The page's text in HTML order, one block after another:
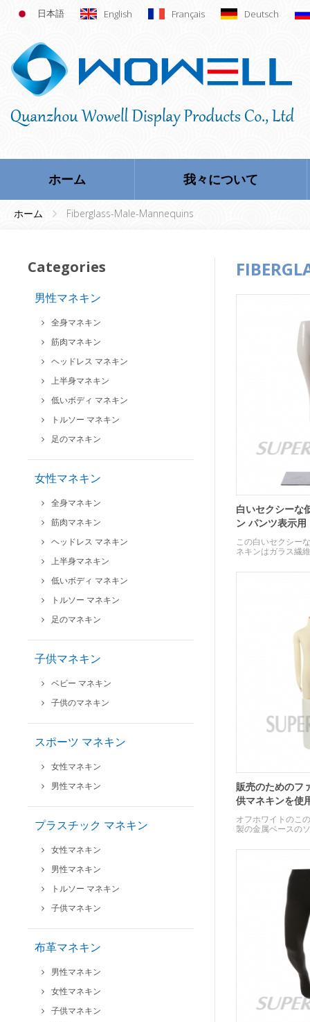
日本語 English Français Deutsch
ホーム 我々について
ホーム Fiberglass-Male-Mannequins
Categories
男性マネキン
全身マネキン
筋肉マネキン
ヘッドレス マネキン
上半身マネキン
低いボディ マネキン
トルソー マネキン
足のマネキン
女性マネキン
全身マネキン
筋肉マネキン
ヘッドレス マネキン
上半身マネキン
低いボディ マネキン
トルソー マネキン
足のマネキン
子供マネキン
ベビー マネキン
子供のマネキン
スポーツ マネキン
女性マネキン
男性マネキン
プラスチック マネキン
女性マネキン
男性マネキン
トルソー マネキン
子供マネキン
布革マネキン
男性マネキン
女性マネキン
子供マネキン
白いセクシーな
ン パンツ表示用
この白いセクシー
ネキンはガラス繊
販売のためのフ
供マネキンを使
オフホワイトのこ
製の金属ベースの